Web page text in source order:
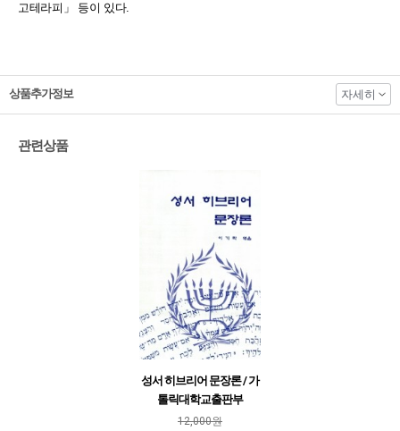
고테라피」 등이 있다.​
상품추가정보 자세히
관련상품
성서 히브리어 문장론 / 가
톨릭대학교출판부
12,000원